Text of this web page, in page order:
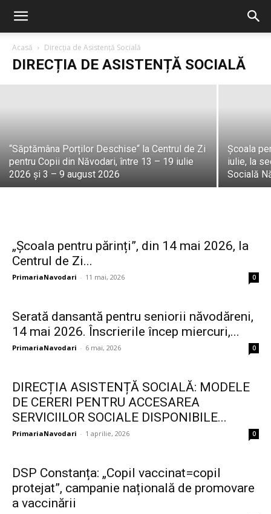
Acasă Direcția de Asistență Socială
DIRECȚIA DE ASISTENȚĂ SOCIALĂ
Năvodari își celebrează seniorii.
Ceremoniile de premiere au debutat
marți, 14 iulie 2026, la Casa Căsătoriilor
PrimariaNavodari 30 iulie, 2026
“Săptămâna Porților Deschise“ la Centrul de Zi
pentru Copii din Năvodari, între 13 – 19 iulie
2026 și 3 – 9 august 2026
Școala
iulie, la
Socială
„Școala pentru părinți”, din 14 mai 2026, la
Centrul de Zi...
PrimariaNavodari - 11 mai, 2026 0
Serată dansantă pentru seniorii năvodăreni,
14 mai 2026. Înscrierile încep miercuri,...
PrimariaNavodari - 6 mai, 2026 0
DIRECȚIA ASISTENȚĂ SOCIALĂ: MODELE
DE CERERI PENTRU ACCESAREA
SERVICIILOR SOCIALE DISPONIBILE...
PrimariaNavodari - 1 aprilie, 2026 0
DSP Constanța: „Copil vaccinat=copil
protejat”, campanie națională de promovare
a vaccinării